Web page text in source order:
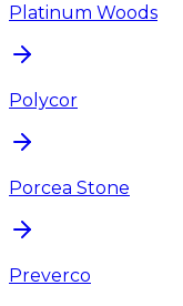
Platinum Woods
Polycor
Porcea Stone
Preverco